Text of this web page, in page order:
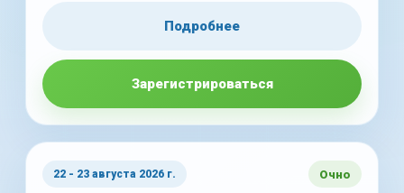
Подробнее
Зарегистрироваться
22 - 23 августа 2026 г. Очно